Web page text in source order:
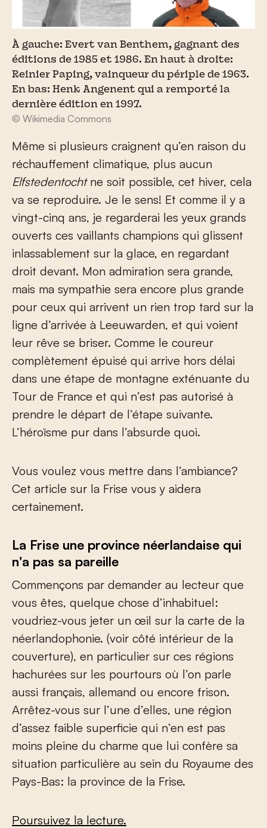
À gauche: Evert van Benthem, gagnant des
éditions de 1985 et 1986. En haut à droite:
Reinier Paping, vainqueur du périple de 1963.
En bas: Henk Angenent qui a remporté la
dernière édition en 1997.
© Wikimedia Commons
Même si plusieurs craignent qu’en raison du
réchauffement climatique, plus aucun
Elfstedentochtne soit possible, cet hiver, cela
va se reproduire. Je le sens! Et comme il y a
vingt-cinq ans, je regarderai les yeux grands
ouverts ces vaillants champions qui glissent
inlassablement sur la glace, en regardant
droit devant. Mon admiration sera grande,
mais ma sympathie sera encore plus grande
pour ceux qui arrivent un rien trop tard sur la
ligne d’arrivée à Leeuwarden, et qui voient
leur rêve se briser. Comme le coureur
complètement épuisé qui arrive hors délai
dans une étape de montagne exténuante du
Tour de France et qui n’est pas autorisé à
prendre le départ de l’étape suivante.
L’héroïsme pur dans l’absurde quoi.
Vous voulez vous mettre dans l’ambiance?
Cet article sur la Frise vous y aidera
certainement.
La Frise une province néerlandaise qui
n'a pas sa pareille
Commençons par demander au lecteur que
vous êtes, quelque chose d’inhabituel:
voudriez-vous jeter un œil sur la carte de la
néerlandophonie. (voir côté intérieur de la
couverture), en particulier sur ces régions
hachurées sur les pourtours où l’on parle
aussi français, allemand ou encore frison.
Arrêtez-vous sur l’une d’elles, une région
d’assez faible superficie qui n’en est pas
moins pleine du charme que lui confère sa
situation particulière au sein du Royaume des
Pays-Bas: la province de la Frise.
Poursuivez la lecture.